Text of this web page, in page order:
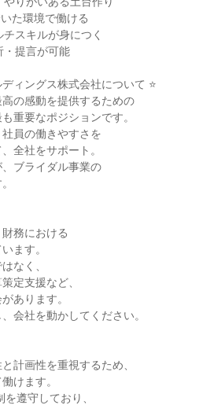
た環境で働ける
スキルが身につく
・提言が可能
ィングス株式会社について ⭐
の感動を提供するための
重要なポジションです。
員の働きやすさを
全社をサポート。
ブライダル事業の
務における
ます。
なく、
定支援など、
あります。
会社を動かしてください。
計画性を重視するため、
けます。
遵守しており、